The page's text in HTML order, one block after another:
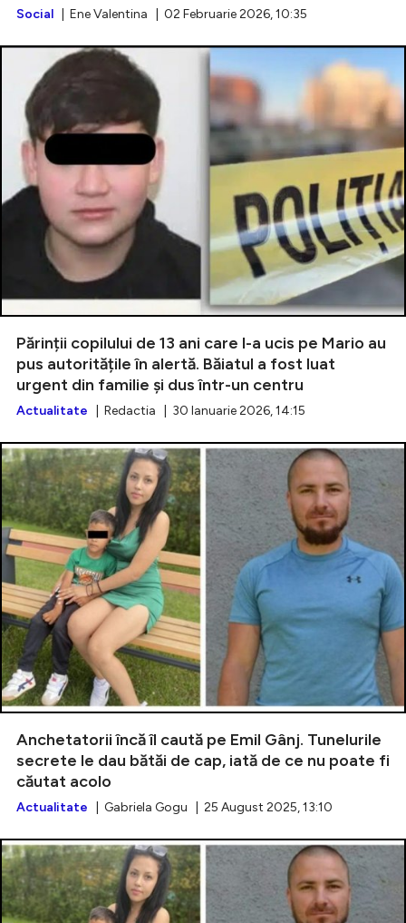
Social | Ene Valentina | 02 Februarie 2026, 10:35
Părinții copilului de 13 ani care l-a ucis pe Mario au
pus autoritățile în alertă. Băiatul a fost luat
urgent din familie și dus într-un centru
Actualitate | Redactia | 30 Ianuarie 2026, 14:15
Anchetatorii încă îl caută pe Emil Gânj. Tunelurile
secrete le dau bătăi de cap, iată de ce nu poate fi
căutat acolo
Actualitate | Gabriela Gogu | 25 August 2025, 13:10